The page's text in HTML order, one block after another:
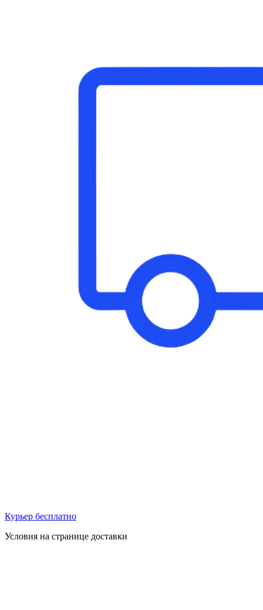
Курьер бесплатно
Условия на странице доставки